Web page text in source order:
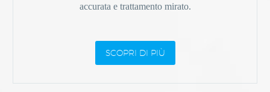
accurata e trattamento mirato.
SCOPRI DI PIÙ